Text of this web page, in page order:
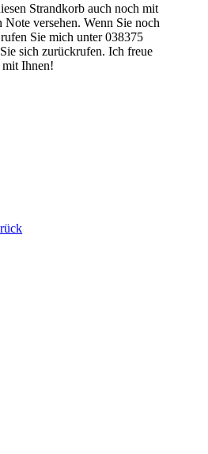
Strandkorb auch noch mit
Note versehen. Wenn Sie noch
Sie mich unter 038375
sich zurückrufen. Ich freue
mit Ihnen!